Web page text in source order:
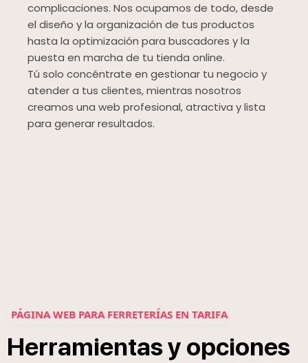
complicaciones. Nos ocupamos de todo, desde
el diseño y la organización de tus productos
hasta la optimización para buscadores y la
puesta en marcha de tu tienda online.
Tú solo concéntrate en gestionar tu negocio y
atender a tus clientes, mientras nosotros
creamos una web profesional, atractiva y lista
para generar resultados.
PÁGINA WEB PARA FERRETERÍAS EN TARIFA
Herramientasy opciones